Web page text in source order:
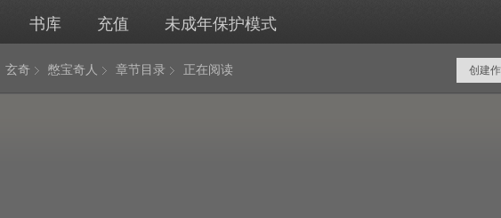
书库 充值 未成年保护模式
玄奇 憋宝奇人 章节目录 正在阅读 创建